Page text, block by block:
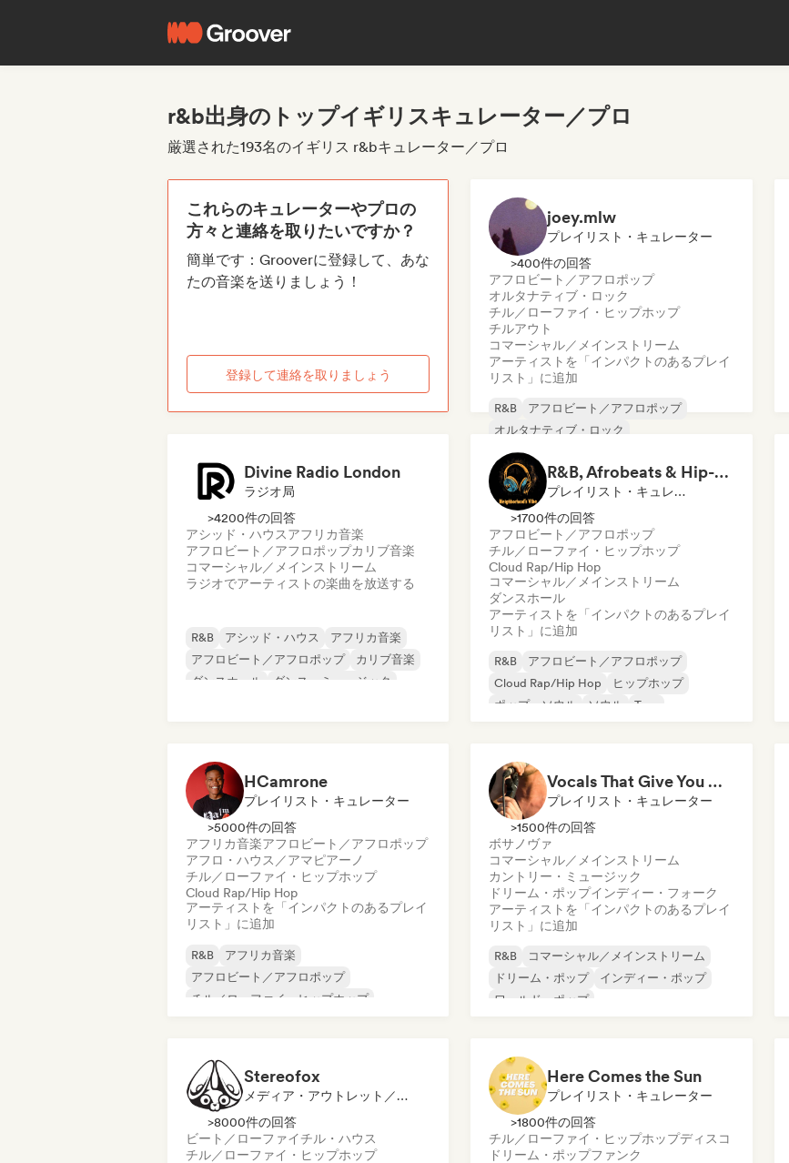
r&b出身のトップイギリスキュレーター／プロ
厳選された193名のイギリス r&bキュレーター／プロ
これらのキュレーターやプロの
方々と連絡を取りたいですか？
簡単です：Grooverに登録して、あな
たの音楽を送りましょう！
登録して連絡を取りましょう
joey.mlw
プレイリスト・キュレーター
>400件の回答
アフロビート／アフロポップ
オルタナティブ・ロック
チル／ローファイ・ヒップホップ
チルアウト
コマーシャル／メインストリーム
アーティストを「インパクトのあるプレイ
リスト」に追加
R&B
アフロビート／アフロポップ
オルタナティブ・ロック
チル／ローファイ・ヒップホップ
コマーシャル／メインストリーム
ヒップホップ
インディー・ポップ
インディー・ロック
Divine Radio London
ラジオ局
>4200件の回答
アシッド・ハウスアフリカ音楽
アフロビート／アフロポップカリブ音楽
コマーシャル／メインストリーム
ラジオでアーティストの楽曲を放送する
R&B アシッド・ハウス
アフリカ音楽
アフロビート／アフロポップ
カリブ音楽
ダンスホール
ダンス・ミュージック
R&B, Afrobeats & Hip-Hop Vibes by Neighborhood's Vibe
プレイリスト・キュレーター
>1700件の回答
アフロビート／アフロポップ
チル／ローファイ・ヒップホップ
Cloud Rap/Hip Hop
コマーシャル／メインストリーム
ダンスホール
アーティストを「インパクトのあるプレイ
リスト」に追加
R&B
アフロビート／アフロポップ
Cloud Rap/Hip Hop
ヒップホップ
ポップ・ソウル
ソウル
Trap
HCamrone
プレイリスト・キュレーター
>5000件の回答
アフリカ音楽アフロビート／アフロポップ
アフロ・ハウス／アマピアーノ
チル／ローファイ・ヒップホップ
Cloud Rap/Hip Hop
アーティストを「インパクトのあるプレイ
リスト」に追加
R&B
アフリカ音楽
アフロビート／アフロポップ
チル／ローファイ・ヒップホップ
Vocals That Give You Chills
プレイリスト・キュレーター
>1500件の回答
ボサノヴァ
コマーシャル／メインストリーム
カントリー・ミュージック
ドリーム・ポップインディー・フォーク
アーティストを「インパクトのあるプレイ
リスト」に追加
R&B
コマーシャル／メインストリーム
ドリーム・ポップ
インディー・ポップ
ワールド・ポップ
ソフト・ポップ／バラード
Stereofox
メディア・アウトレット／ジャーナリスト, プレイリスト・キュレーター
>8000件の回答
ビート／ローファイチル・ハウス
チル／ローファイ・ヒップホップ
Here Comes the Sun
プレイリスト・キュレーター
>1800件の回答
チル／ローファイ・ヒップホップディスコ
ドリーム・ポップファンク